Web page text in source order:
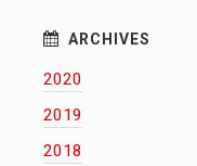
2020
2019
2018